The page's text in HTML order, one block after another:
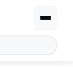
Alternar